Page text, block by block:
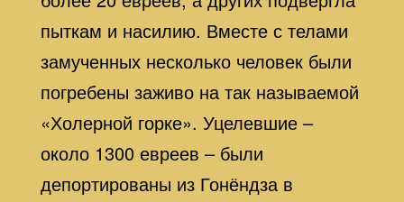
пыткам и насилию. Вместе с телами
замученных несколько человек были
погребены заживо на так называемой
«Холерной горке». Уцелевшие –
около 1300 евреев – были
депортированы из Гонёндза в